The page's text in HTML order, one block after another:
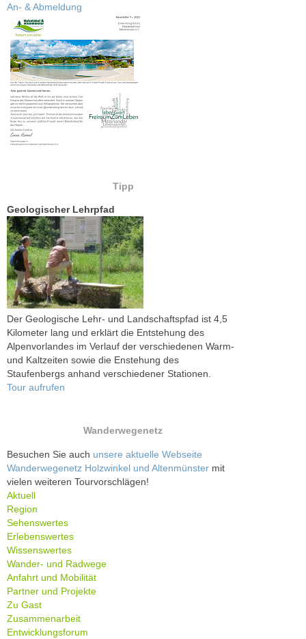
An- & Abmeldung
Tipp
Geologischer Lehrpfad
Der Geologische Lehr- und Landschaftspfad ist 4,5
Kilometer lang und erklärt die Entstehung des
Alpenvorlandes im Verlauf der verschiedenen Warm-
und Kaltzeiten sowie die Enstehung des
Staufenbergs anhand verschiedener Stationen.
Tour aufrufen
Wanderwegenetz
Besuchen Sie auch unsere aktuelle Webseite
Wanderwegenetz Holzwinkel und Altenmünster mit
vielen weiteren Tourvorschlägen!
Aktuell
Region
Sehenswertes
Erlebenswertes
Wissenswertes
Wander- und Radwege
Anfahrt und Mobilität
Partner und Projekte
Zu Gast
Zusammenarbeit
Entwicklungsforum